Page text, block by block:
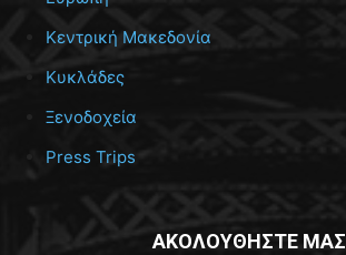
Κεντρική Μακεδονία
Κυκλάδες
Ξενοδοχεία
Press Trips
ΑΚΟΛΟΥΘΗΣΤΕ ΜΑΣ